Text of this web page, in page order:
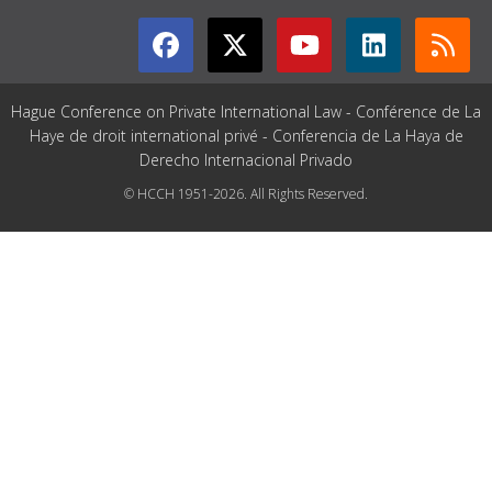
Hague Conference on Private International Law - Conférence de La
Haye de droit international privé - Conferencia de La Haya de
Derecho Internacional Privado
© HCCH 1951-2026. All Rights Reserved.